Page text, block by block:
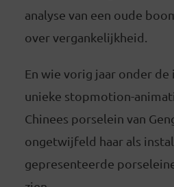
analyse van een oude
over vergankelijkheid.
En wie vorig jaar onder de
unieke stopmotion-
Chinees porselein van
ongetwijfeld haar als
gepresenteerde